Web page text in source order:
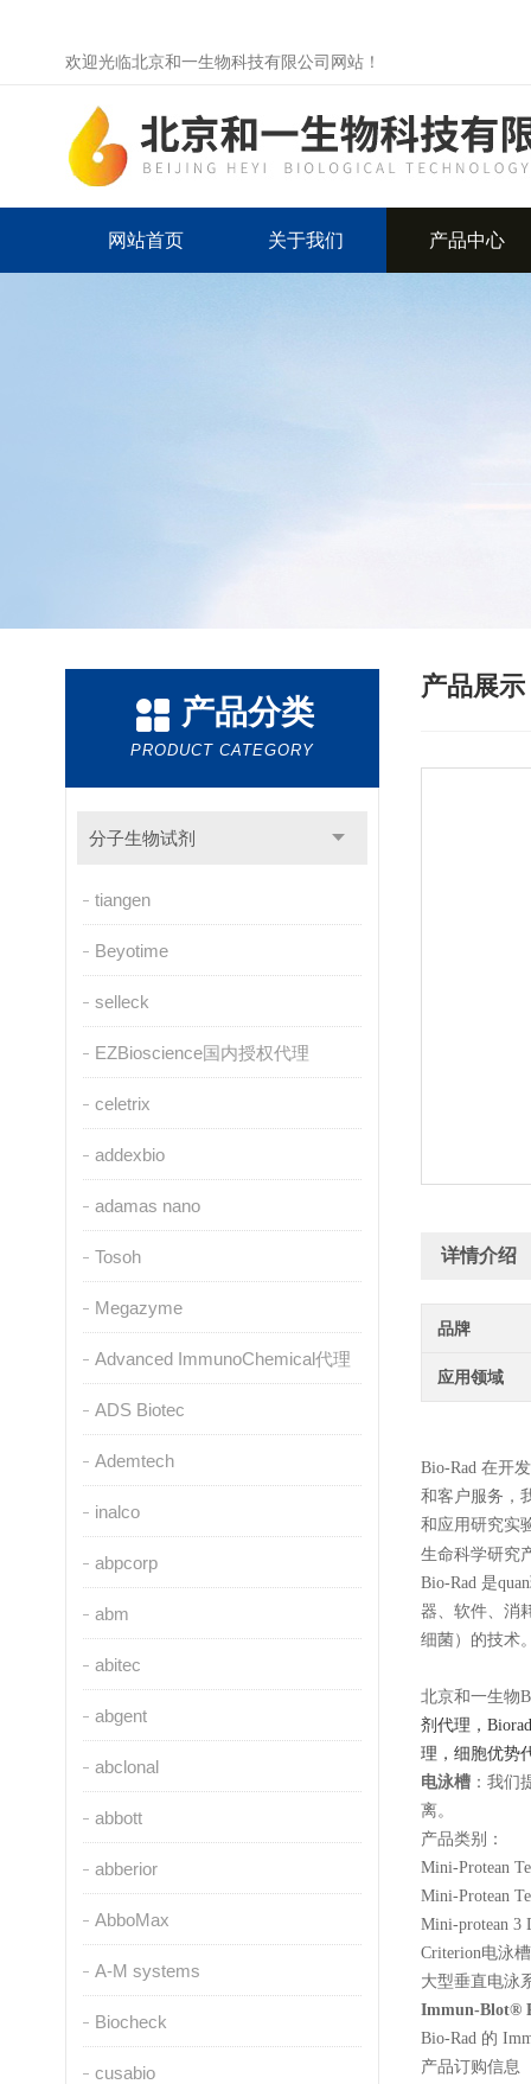
欢迎光临北京和一生物科技有限公司网站！
网站首页 关于我们 产品中心
产品分类
PRODUCT CATEGORY
分子生物试剂
tiangen
Beyotime
selleck
EZBioscience国内授权代理
celetrix
addexbio
adamas nano
Tosoh
Megazyme
Advanced ImmunoChemical代理
ADS Biotec
Ademtech
inalco
abpcorp
abm
abitec
abgent
abclonal
abbott
abberior
AbboMax
A-M systems
Biocheck
cusabio
产品展示
详情介绍
品牌
应用领域
Bio-Rad 在开
和客户服务，
和应用研究实
生命科学研究
Bio-Rad 是
器、软件、消
细菌）的技术
北京和一生物
剂代理，
理，细胞优势
电泳槽 ：我们
离。
产品类别：
Mini-Protean
Mini-Protean
Mini-protean 3
Criterion电泳槽
大型垂直电泳
Immun-Blot®
Bio-Rad 的
产品订购信息